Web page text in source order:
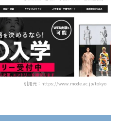
引用元：https://www.mode.ac.jp/tokyo